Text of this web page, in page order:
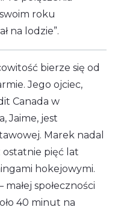
roku
na lodzie”.
bierze się od
Jego ojciec,
Canada w
Jaime, jest
Marek nadal
ostatnie pięć lat
hokejowymi.
społeczności
40 minut na